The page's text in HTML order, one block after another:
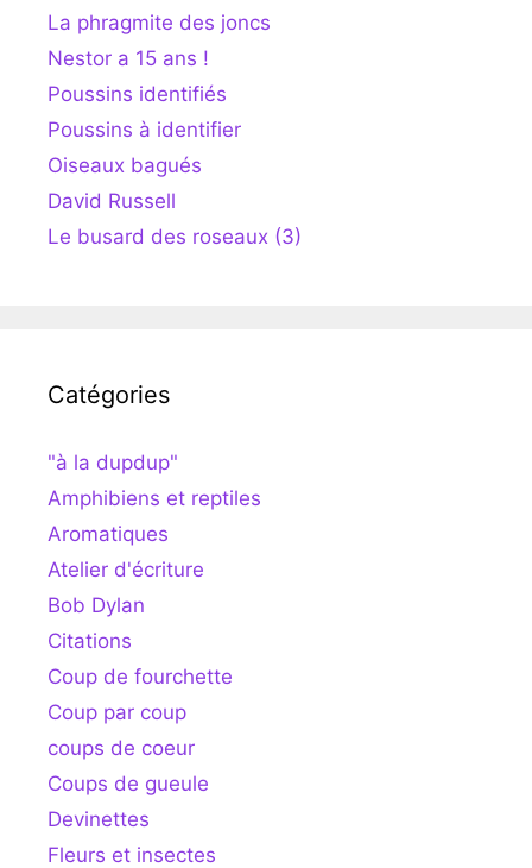
La phragmite des joncs
Nestor a 15 ans !
Poussins identifiés
Poussins à identifier
Oiseaux bagués
David Russell
Le busard des roseaux (3)
Catégories
"à la dupdup"
Amphibiens et reptiles
Aromatiques
Atelier d'écriture
Bob Dylan
Citations
Coup de fourchette
Coup par coup
coups de coeur
Coups de gueule
Devinettes
Fleurs et insectes